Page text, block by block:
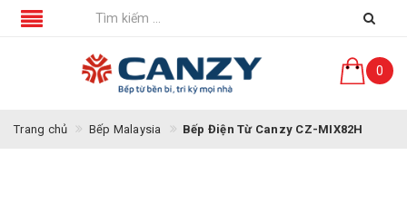
0
Trang chủ Bếp Malaysia Bếp Điện Từ Canzy CZ-MIX82H